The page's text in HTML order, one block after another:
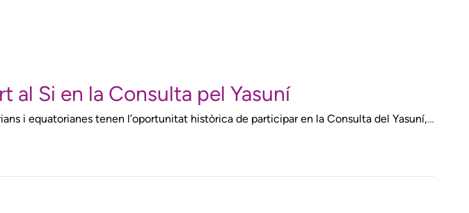
al Si en la Consulta pel Yasuní
i equatorianes tenen l’oportunitat històrica de participar en la Consulta del Yasuní,…